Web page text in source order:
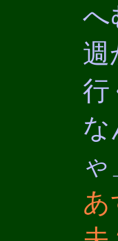
へ
週
行
な
ゃ
あ